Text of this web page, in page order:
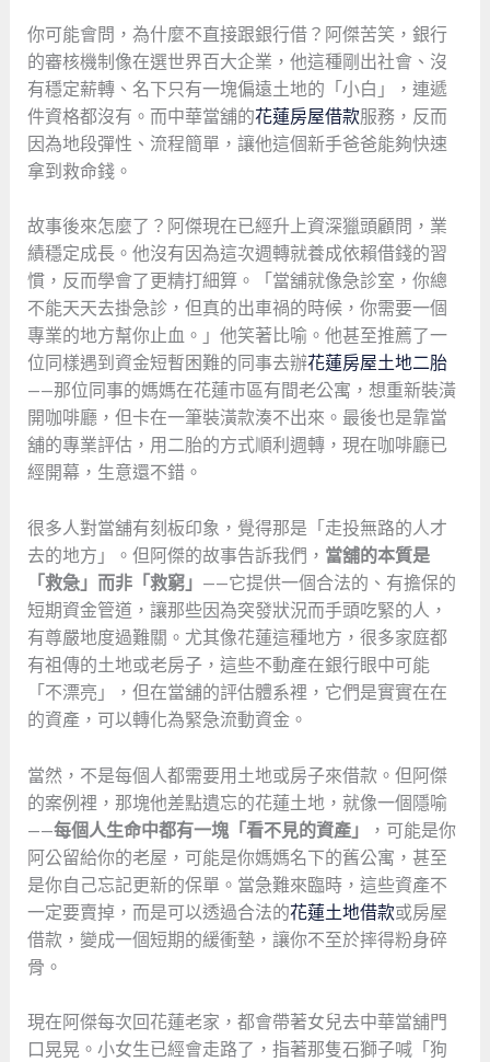
你可能會問，為什麼不直接跟銀行借？阿傑苦笑，銀行
的審核機制像在選世界百大企業，他這種剛出社會、沒
有穩定薪轉、名下只有一塊偏遠土地的「小白」，連遞
件資格都沒有。而中華當舖的花蓮房屋借款服務，反而
因為地段彈性、流程簡單，讓他這個新手爸爸能夠快速
拿到救命錢。
故事後來怎麼了？阿傑現在已經升上資深獵頭顧問，業
績穩定成長。他沒有因為這次週轉就養成依賴借錢的習
慣，反而學會了更精打細算。「當舖就像急診室，你總
不能天天去掛急診，但真的出車禍的時候，你需要一個
專業的地方幫你止血。」他笑著比喻。他甚至推薦了一
位同樣遇到資金短暫困難的同事去辦花蓮房屋土地二胎
——那位同事的媽媽在花蓮市區有間老公寓，想重新裝潢
開咖啡廳，但卡在一筆裝潢款湊不出來。最後也是靠當
舖的專業評估，用二胎的方式順利週轉，現在咖啡廳已
經開幕，生意還不錯。
很多人對當舖有刻板印象，覺得那是「走投無路的人才
去的地方」。但阿傑的故事告訴我們， 當舖的本質是
「救急」而非「救窮」 ——它提供一個合法的、有擔保的
短期資金管道，讓那些因為突發狀況而手頭吃緊的人，
有尊嚴地度過難關。尤其像花蓮這種地方，很多家庭都
有祖傳的土地或老房子，這些不動產在銀行眼中可能
「不漂亮」，但在當舖的評估體系裡，它們是實實在在
的資產，可以轉化為緊急流動資金。
當然，不是每個人都需要用土地或房子來借款。但阿傑
的案例裡，那塊他差點遺忘的花蓮土地，就像一個隱喻
——每個人生命中都有一塊「看不見的資產」
，可能是你
阿公留給你的老屋，可能是你媽媽名下的舊公寓，甚至
是你自己忘記更新的保單。當急難來臨時，這些資產不
一定要賣掉，而是可以透過合法的花蓮土地借款或房屋
借款，變成一個短期的緩衝墊，讓你不至於摔得粉身碎
骨。
現在阿傑每次回花蓮老家，都會帶著女兒去中華當舖門
口晃晃。小女生已經會走路了，指著那隻石獅子喊「狗